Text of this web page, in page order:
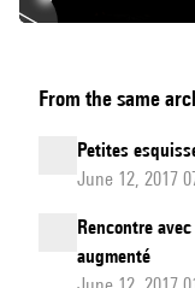
d'Éden
From the same
Petites
June 12, 2017
Rencontre
augmenté